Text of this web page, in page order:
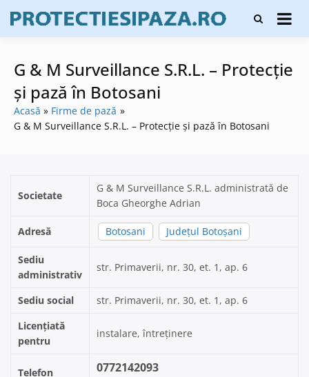
content
Firme de
protecție și
sisteme de
alarmare și
G & M Surveillance S.R.L. – Protecție
și pază în Botosani
Acasă
Firme de pază
G & M Surveillance S.R.L. – Protecție și pază în Botosani
Societate
G & M Surveillance S.R.L. administrată de
Boca Gheorghe Adrian
Adresă Botosani Județul Botoșani
Sediu
administrativ
str. Primaverii, nr. 30, et. 1, ap. 6
Sediu social
str. Primaverii, nr. 30, et. 1, ap. 6
Licențiată
pentru
instalare, întreținere
Telefon 0772142093